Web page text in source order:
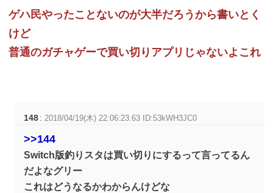
ゲハ民やったことないのが大半だろうから書いとく
けど
普通のガチャゲーで買い切りアプリじゃないよこれ
148 :2018/04/19(木) 22:06:23.63 ID:53kWH3JC0
>>144
Switch版釣りスタは買い切りにするって言ってるん
だよなグリー
これはどうなるかわからんけどな